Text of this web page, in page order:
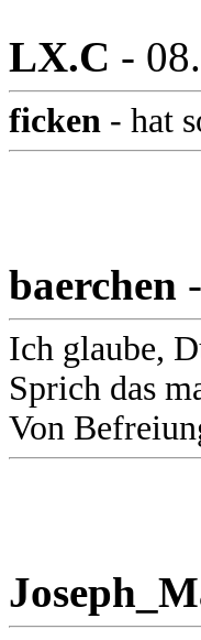
LX.C -
ficken - hat
baerchen
Ich glaube,
Sprich das
Von